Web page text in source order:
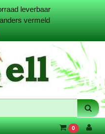
leverbaar
vermeld
0